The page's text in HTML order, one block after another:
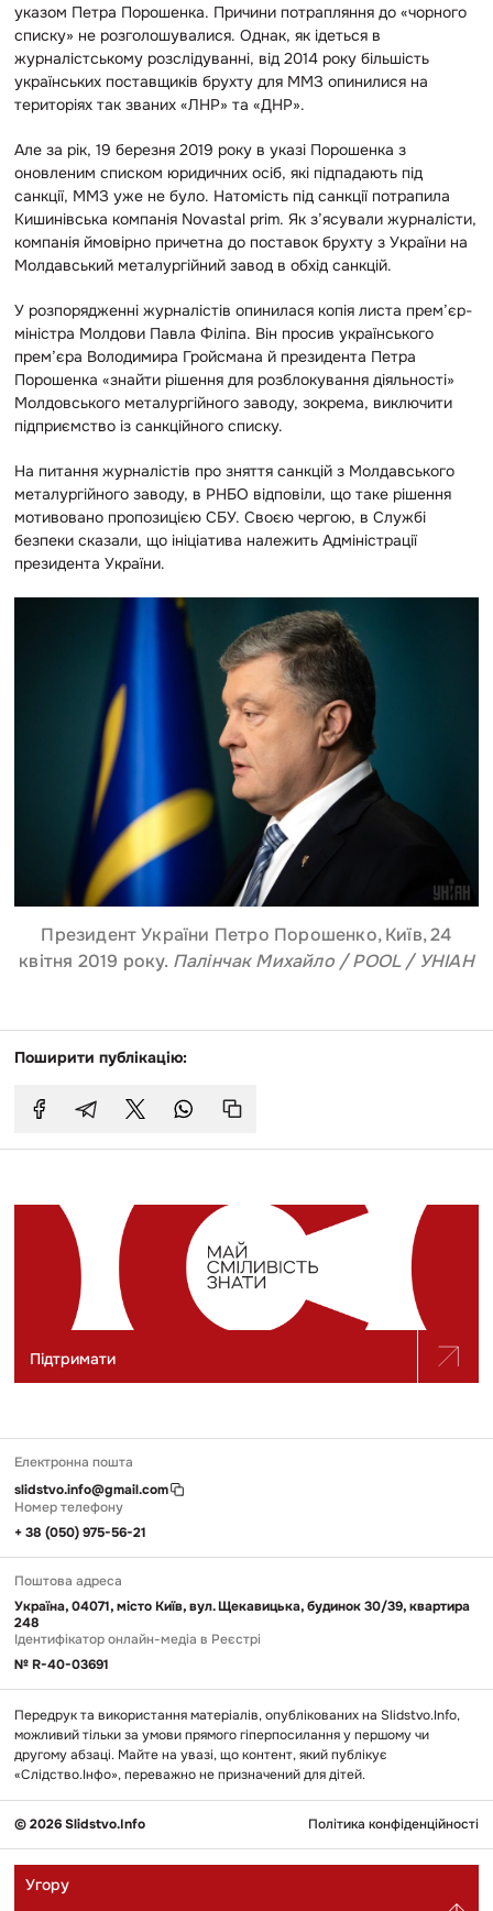
указом Петра Порошенка. Причини потрапляння до «чорного
списку» не розголошувалися. Однак, як ідеться в
журналістському розслідуванні, від 2014 року більшість
українських поставщиків брухту для ММЗ опинилися на
територіях так званих «ЛНР» та «ДНР».
Але за рік, 19 березня 2019 року в указі Порошенка з
оновленим списком юридичних осіб, які підпадають під
санкції, ММЗ уже не було. Натомість під санкції потрапила
Кишинівська компанія Novastal prim. Як з’ясували журналісти,
компанія ймовірно причетна до поставок брухту з України на
Молдавський металургійний завод в обхід санкцій.
У розпорядженні журналістів опинилася копія листа прем’єр-
міністра Молдови Павла Філіпа. Він просив українського
прем’єра Володимира Гройсмана й президента Петра
Порошенка «знайти рішення для розблокування діяльності»
Молдовського металургійного заводу, зокрема, виключити
підприємство із санкційного списку.
На питання журналістів про зняття санкцій з Молдавського
металургійного заводу, в РНБО відповіли, що таке рішення
мотивовано пропозицією СБУ. Своєю чергою, в Службі
безпеки сказали, що ініціатива належить Адміністрації
президента України.
Президент України Петро Порошенко, Київ, 24
квітня 2019 року. Палінчак Михайло / POOL / УНІАН
Поширити публікацію:
Підтримати
Передрук та використання матеріалів, опублікованих на Slidstvo.Info,
можливий тільки за умови прямого гіперпосилання у першому чи
другому абзаці. Майте на увазі, що контент, який публікує
«Слідство.Інфо», переважно не призначений для дітей.
© 2026 Slidstvo.Info Політика конфіденційності
Електронна пошта
slidstvo.info@gmail.com
Номер телефону
+ 38 (050) 975-56-21
Поштова адреса
Україна, 04071, місто Київ, вул. Щекавицька, будинок 30/39, квартира
248
Ідентифікатор онлайн-медіа в Реєстрі
№ R-40-03691
Угору